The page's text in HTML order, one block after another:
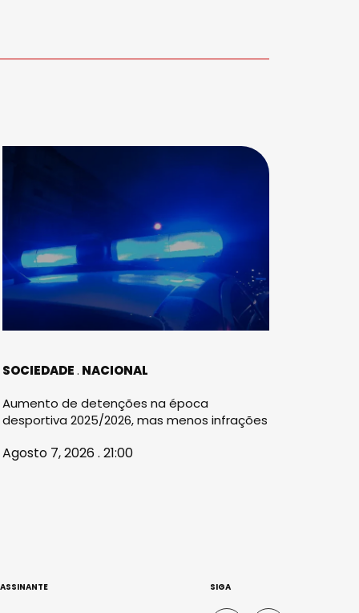
SOCIEDADE NACIONAL
Aumento de detenções na época
desportiva 2025/2026, mas menos infrações
Agosto 7, 2026 . 21:00
SIGA